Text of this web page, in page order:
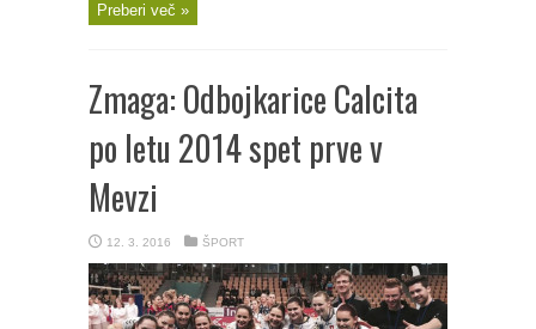
Preberi več »
Zmaga: Odbojkarice Calcita
po letu 2014 spet prve v
Mevzi
12. 3. 2016 ŠPORT